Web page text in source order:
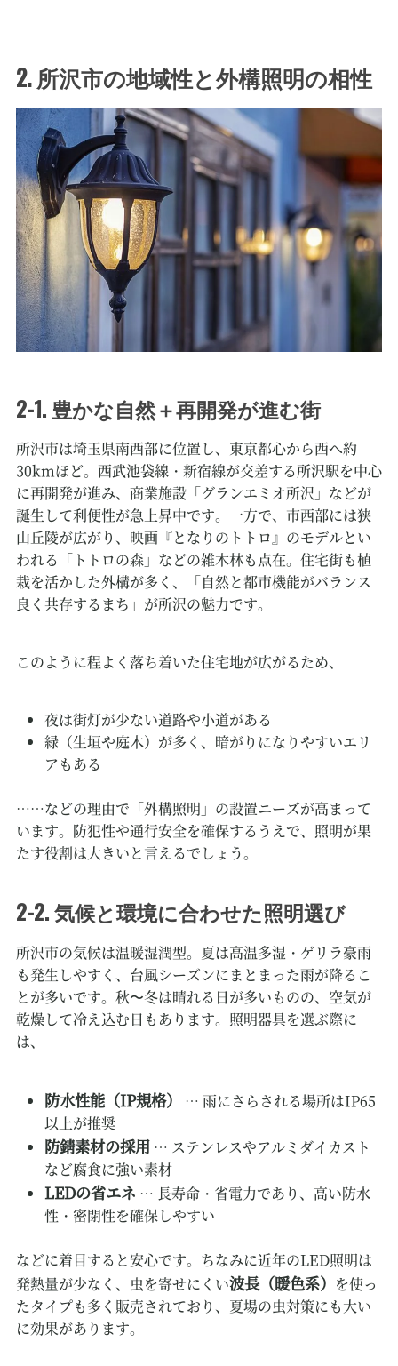
2. 所沢市の地域性と外構照明の相性
2-1. 豊かな自然＋再開発が進む街
所沢市は埼玉県南西部に位置し、東京都心から西へ約
30kmほど。西武池袋線・新宿線が交差する所沢駅を中心
に再開発が進み、商業施設「グランエミオ所沢」などが
誕生して利便性が急上昇中です。一方で、市西部には狭
山丘陵が広がり、映画『となりのトトロ』のモデルとい
われる「トトロの森」などの雑木林も点在。住宅街も植
栽を活かした外構が多く、「自然と都市機能がバランス
良く共存するまち」が所沢の魅力です。
このように程よく落ち着いた住宅地が広がるため、
夜は街灯が少ない道路や小道がある
緑（生垣や庭木）が多く、暗がりになりやすいエリ
アもある
……などの理由で「外構照明」の設置ニーズが高まって
います。防犯性や通行安全を確保するうえで、照明が果
たす役割は大きいと言えるでしょう。
2-2. 気候と環境に合わせた照明選び
所沢市の気候は温暖湿潤型。夏は高温多湿・ゲリラ豪雨
も発生しやすく、台風シーズンにまとまった雨が降るこ
とが多いです。秋〜冬は晴れる日が多いものの、空気が
乾燥して冷え込む日もあります。照明器具を選ぶ際に
は、
防水性能（IP規格）
… 雨にさらされる場所はIP65
以上が推奨
防錆素材の採用… ステンレスやアルミダイカスト
など腐食に強い素材
LEDの省エネ … 長寿命・省電力であり、高い防水
性・密閉性を確保しやすい
などに着目すると安心です。ちなみに近年のLED照明は
発熱量が少なく、虫を寄せにくい波長（暖色系） を使っ
たタイプも多く販売されており、夏場の虫対策にも大い
に効果があります。